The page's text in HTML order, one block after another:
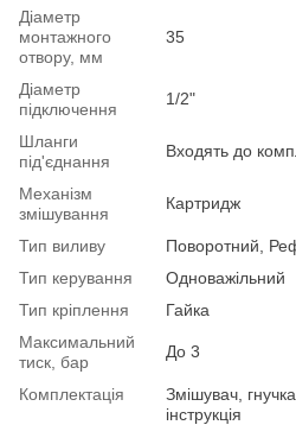
Діаметр
монтажного
отвору, мм
35
Діаметр
підключення
1/2"
Шланги
під'єднання
Входять до
Механізм
змішування
Картридж
Тип виливу
Поворотний,
Тип керування
Одноважільний
Тип кріплення
Гайка
Максимальний
тиск, бар
До 3
Комплектація
Змішувач,
інструкція